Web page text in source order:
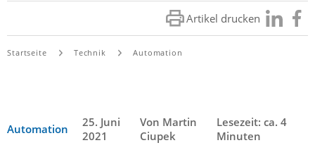
Artikel drucken Besuchen
Sie
Sie
Startseite Technik Automation
Automation
25. Juni
2021
Von Martin
Ciupek
Lesezeit: ca. 4
Minuten